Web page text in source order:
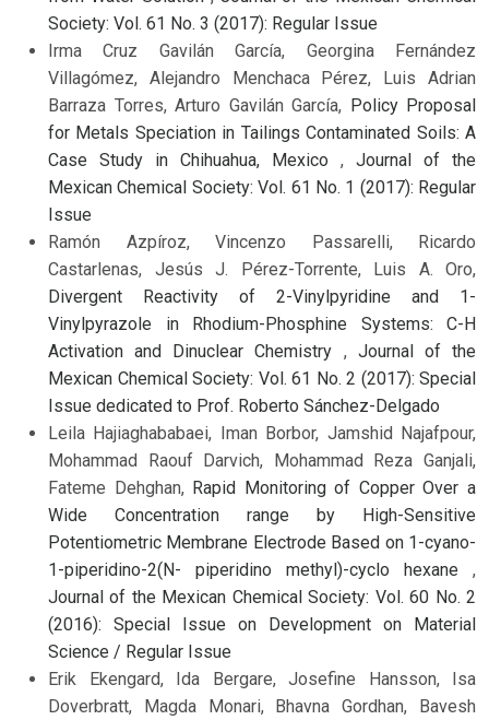
Society: Vol. 61 No. 3 (2017): Regular Issue
Irma Cruz Gavilán García, Georgina Fernández
Villagómez, Alejandro Menchaca Pérez, Luis Adrian
Barraza Torres, Arturo Gavilán García, Policy Proposal
for Metals Speciation in Tailings Contaminated Soils: A
Case Study in Chihuahua, Mexico , Journal of the
Mexican Chemical Society: Vol. 61 No. 1 (2017): Regular
Issue
Ramón Azpíroz, Vincenzo Passarelli, Ricardo
Castarlenas, Jesús J. Pérez-Torrente, Luis A. Oro,
Divergent Reactivity of 2-Vinylpyridine and 1-
Vinylpyrazole in Rhodium-Phosphine Systems: C-H
Activation and Dinuclear Chemistry , Journal of the
Mexican Chemical Society: Vol. 61 No. 2 (2017): Special
Issue dedicated to Prof. Roberto Sánchez-Delgado
Leila Hajiaghababaei, Iman Borbor, Jamshid Najafpour,
Mohammad Raouf Darvich, Mohammad Reza Ganjali,
Fateme Dehghan, Rapid Monitoring of Copper Over a
Wide Concentration range by High-Sensitive
Potentiometric Membrane Electrode Based on 1-cyano-
1-piperidino-2(N- piperidino methyl)-cyclo hexane ,
Journal of the Mexican Chemical Society: Vol. 60 No. 2
(2016): Special Issue on Development on Material
Science / Regular Issue
Erik Ekengard, Ida Bergare, Josefine Hansson, Isa
Doverbratt, Magda Monari, Bhavna Gordhan, Bavesh